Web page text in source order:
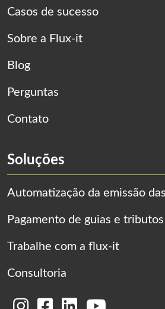
Casos de sucesso
Sobre a Flux-it
Blog
Perguntas
Contato
Soluções
Automatização da emissão
Pagamento de guias e tributos
Trabalhe com a flux-it
Consultoria